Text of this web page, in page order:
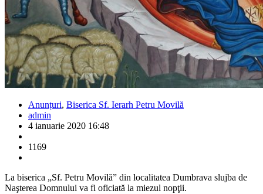
Anunțuri, Biserica Sf. Ierarh Petru Movilă
admin
4 ianuarie 2020 16:48
1169
La biserica „Sf. Petru Movilă” din localitatea Dumbrava slujba de
Naşterea Domnului va fi oficiată la miezul nopţii.